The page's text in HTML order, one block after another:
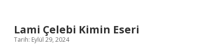
Lami Çelebi Kimin Eseri
Tarih: Eylül 29, 2024